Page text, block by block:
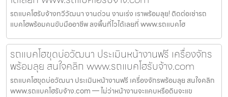
รถแบคโฮรับจ้างทวีวัฒนา งานด่วน งานเร่ง เราพร้อมลุย! ติดต่อเช่ารถ
แบคโฮพร้อมคนขับมืออาชีพ ลงพื้นที่ไวได้เลยที่ www.รถแบคโฮ
รถแบคโฮขุดบ่อวัฒนา ประเมินหน้างานฟรี เครื่องจักร
พร้อมลุย สนใจคลิก www.รถแบคโฮรับจ้าง.com
รถแบคโฮขุดบ่อวัฒนา ประเมินหน้างานฟรี เครื่องจักรพร้อมลุย สนใจคลิก
www.รถแบคโฮรับจ้าง.com — ไม่ว่าหน้างานจะแคบหรือดินจะแข